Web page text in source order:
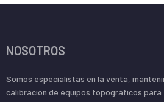
NOSOTROS
Somos especialistas en la venta,
calibración de equipos topográficos